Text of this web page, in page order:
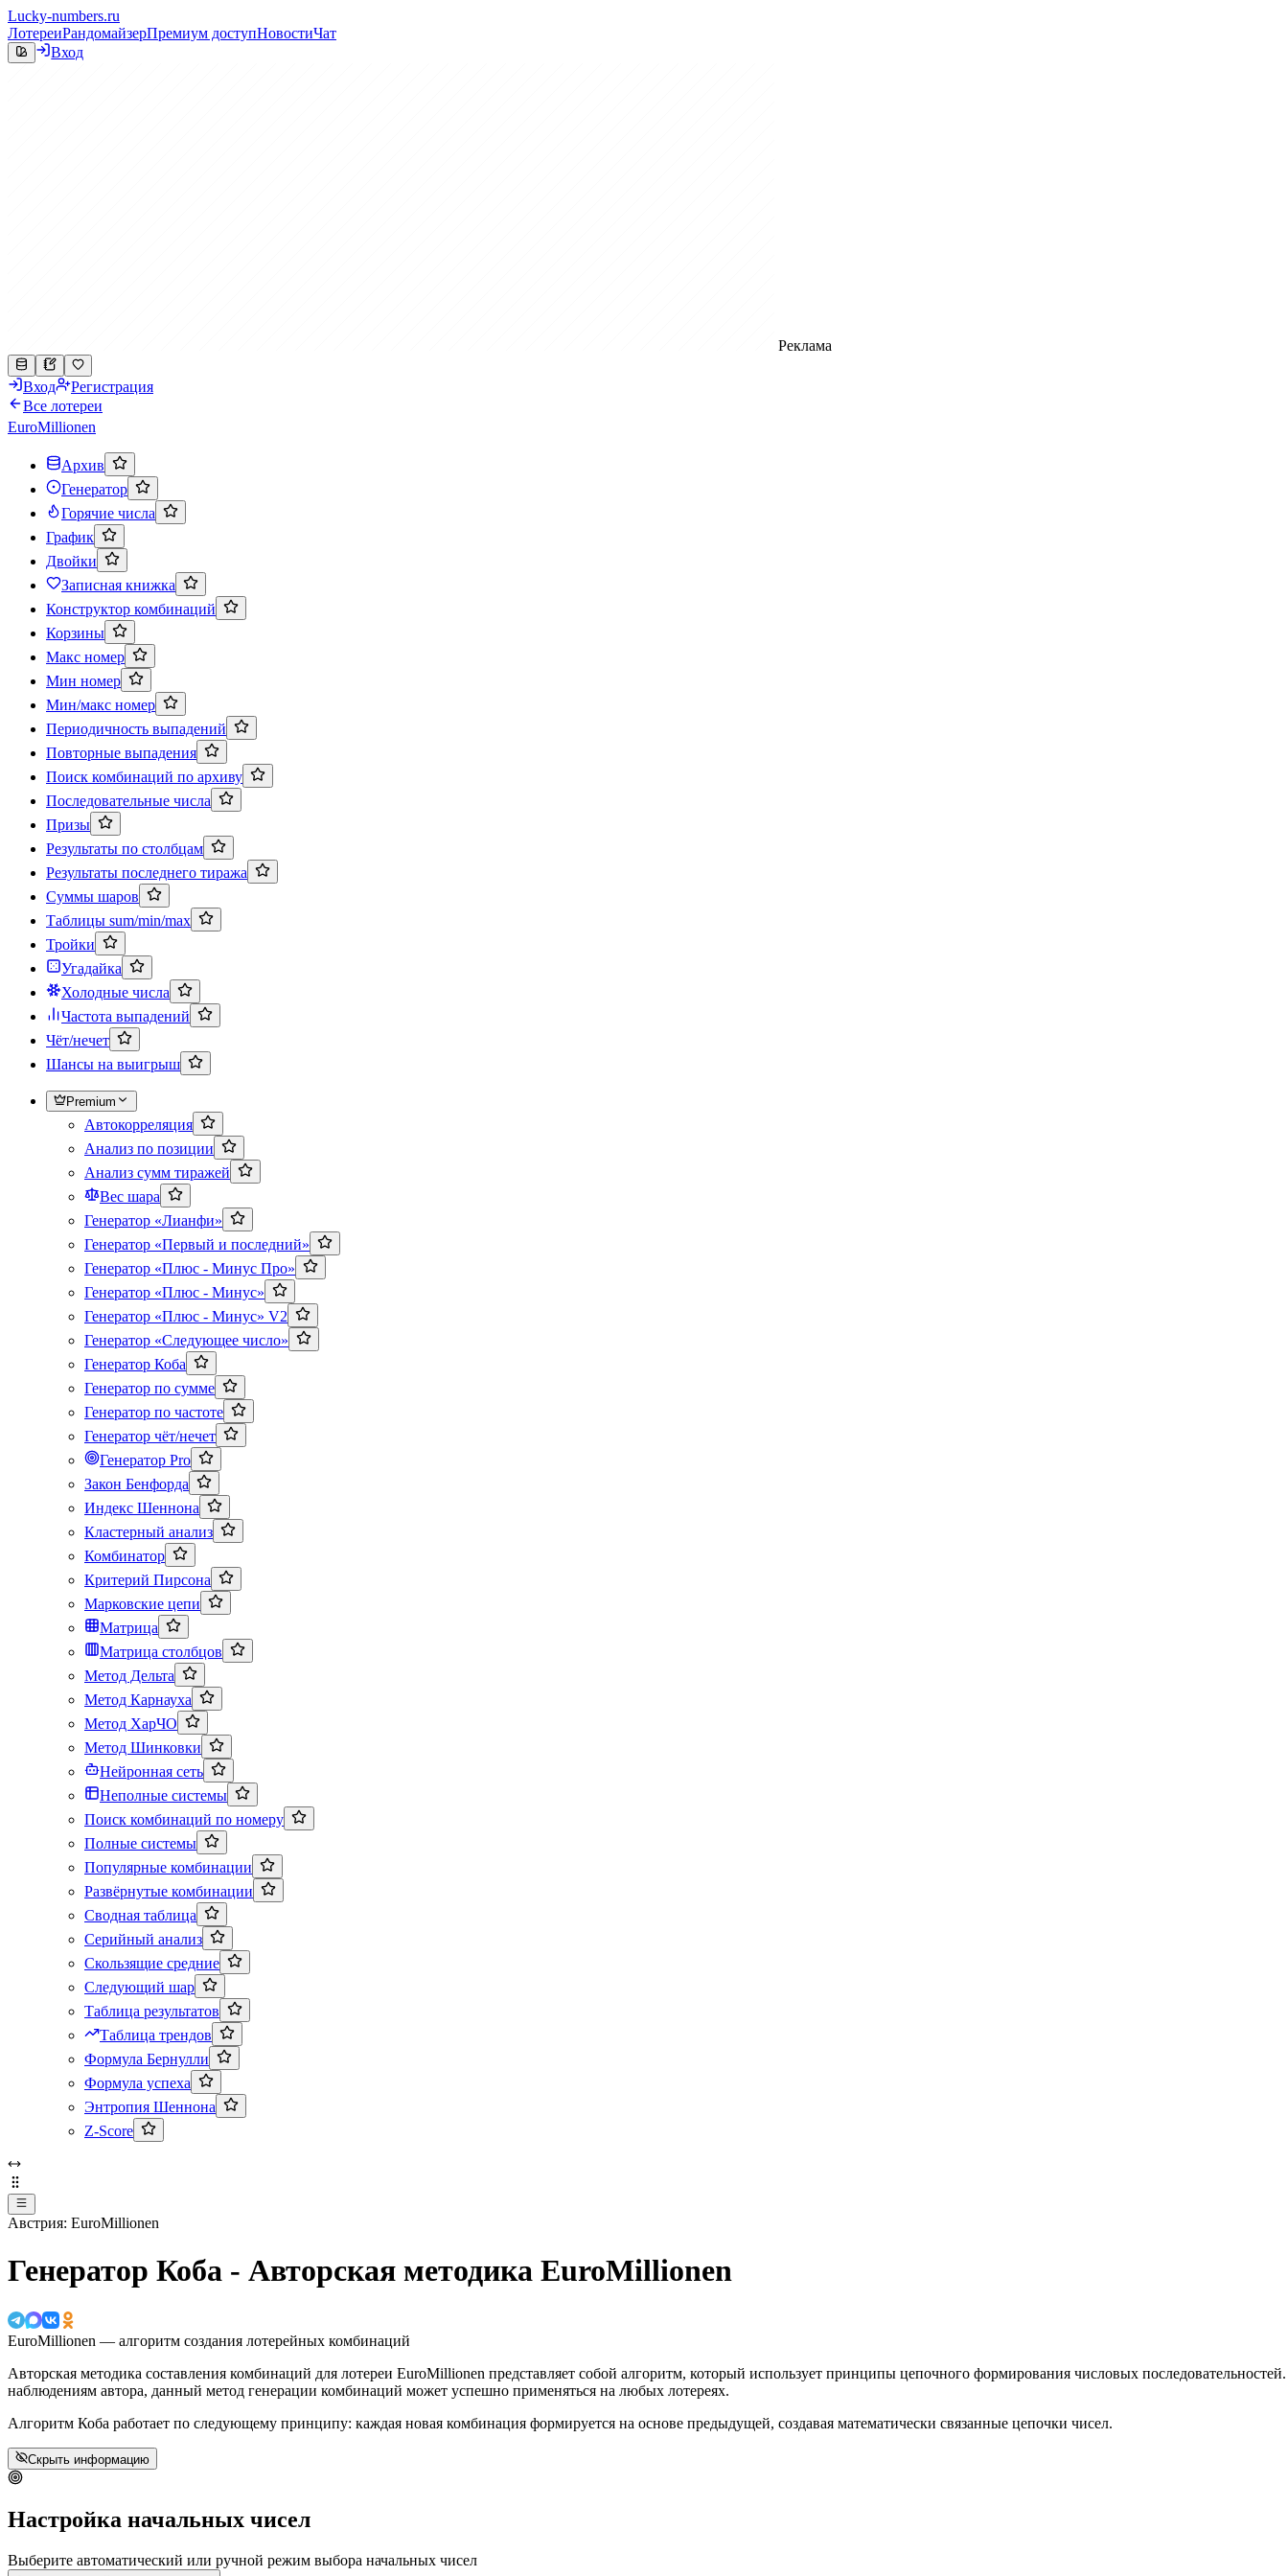
Lucky-numbers.ru
ЛотереиРандомайзерПремиум доступНовостиЧат
Вход
Реклама
Вход
Регистрация
Все лотереи
EuroMillionen
Архив
Генератор
Горячие числа
График
Двойки
Записная книжка
Конструктор комбинаций
Корзины
Макс номер
Мин номер
Мин/макс номер
Периодичность выпадений
Повторные выпадения
Поиск комбинаций по архиву
Последовательные числа
Призы
Результаты по столбцам
Результаты последнего тиража
Суммы шаров
Таблицы sum/min/max
Тройки
Угадайка
Холодные числа
Частота выпадений
Чёт/нечет
Шансы на выигрыш
Premium
Автокорреляция
Анализ по позиции
Анализ сумм тиражей
Вес шара
Генератор «Лианфи»
Генератор «Первый и последний»
Генератор «Плюс - Минус Про»
Генератор «Плюс - Минус»
Генератор «Плюс - Минус» V2
Генератор «Следующее число»
Генератор Коба
Генератор по сумме
Генератор по частоте
Генератор чёт/нечет
Генератор Pro
Закон Бенфорда
Индекс Шеннона
Кластерный анализ
Комбинатор
Критерий Пирсона
Марковские цепи
Матрица
Матрица столбцов
Метод Дельта
Метод Карнауха
Метод ХарЧО
Метод Шинковки
Нейронная сеть
Неполные системы
Поиск комбинаций по номеру
Полные системы
Популярные комбинации
Развёрнутые комбинации
Сводная таблица
Серийный анализ
Скользящие средние
Следующий шар
Таблица результатов
Таблица трендов
Формула Бернулли
Формула успеха
Энтропия Шеннона
Z-Score
Австрия: EuroMillionen
Генератор Коба - Авторская методика EuroMillionen
EuroMillionen — алгоритм создания лотерейных комбинаций
Авторская методика составления комбинаций для лотереи EuroMillionen представляет собой алгоритм, который использует принципы цепочного формирования числовых
наблюдениям автора, данный метод генерации комбинаций может успешно применяться на любых лотереях.
Алгоритм Коба работает по следующему принципу: каждая новая комбинация формируется на основе предыдущей, создавая математически связанные цепочки чисел.
Скрыть информацию
Настройка начальных чисел
Выберите автоматический или ручной режим выбора начальных чисел